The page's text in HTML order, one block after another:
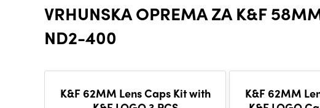
VRHUNSKA OPREMA ZA K&F
ND2-400
K&F 62MM Lens Caps Kit with
K&F 62MM Lens